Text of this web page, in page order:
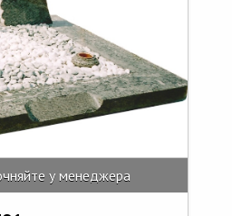
у менеджера